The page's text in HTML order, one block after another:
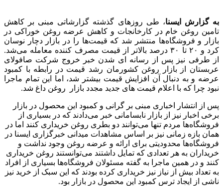
به گزارش ایسنا، طی روزهای گذشته گزارشاتی مبنی بر کاهش
تامین روغن خام در کارخانجات و کاهش عرضه روغن خوراکی در
بازار و فروشگاه‌ها منتشر شد که قیمت‌ها را در بازار دچار نوسان
کرد و ۲۰ تا ۳۰ درصد بالاتر از قیمت مصرف کننده معامله می‌شد.
از طرفی نیز پس از رسانه ای شدن خبر خروج شرکت صافولای
عربستان از بازار روغن کشورمان رشد قیمت در رابطه با کمبود
عرضه و به دنبال آن افزایش قیمت بیشتر شد، اما این تمام ماجرا
نبود چرا که با اعلام قیمت های جدید مجدد بازار روغن داغ شد.
پس از انتشار اخباری مبنی بر گرانی و کمبود این محصول در بازار
برخی اخبار نیز از بازار نابسامانی خبر می‌دادند که در بسیاری از
فروشگاه‌ها مردم تنها می‌توانند دو بطری روغن خریداری کنند اما در
همان بازه زمانی نیز بر اساس مشاهدات میدانی خبرگزاری ایسنا در
فروشگاه‌ها محدودیتی برای ارائه و عرضه روغن وجود نداشت و
خریداران به هر تعدادی که تمایل داشتند می‌توانستند روغن خریداری
کنند و در همین ماجرا به گفته مسئولان فروشگاه‌ها بسیاری از افراد
به تعداد بیش از نیاز نیز خریداری کرده بودند که این سبک از خرید نیز
ناشی از ایجاد ترس کمبود این محصول در بازار بود.